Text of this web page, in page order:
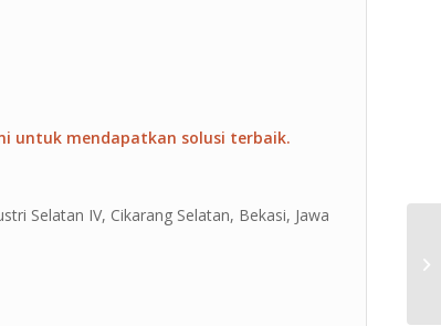
untuk mendapatkan solusi terbaik.
Selatan IV, Cikarang Selatan, Bekasi, Jawa